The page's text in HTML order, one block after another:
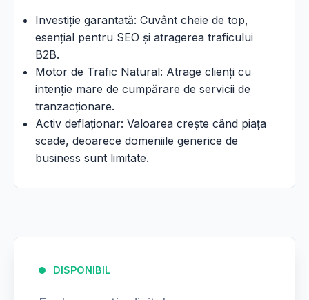
Investiție garantată: Cuvânt cheie de top,
esențial pentru SEO și atragerea traficului
B2B.
Motor de Trafic Natural: Atrage clienți cu
intenție mare de cumpărare de servicii de
tranzacționare.
Activ deflaționar: Valoarea crește când piața
scade, deoarece domeniile generice de
business sunt limitate.
DISPONIBIL